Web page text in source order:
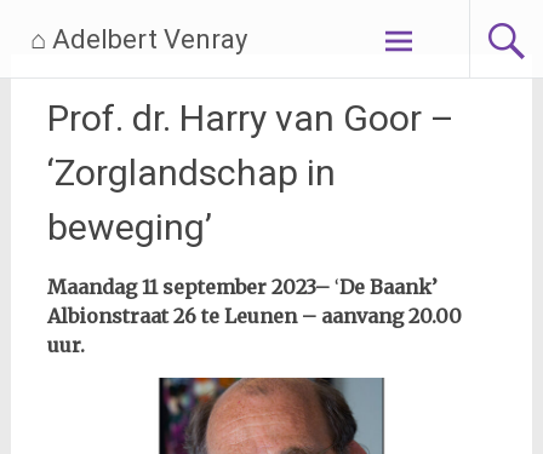
naar
de
inhoud
⌂ Adelbert Venray
Prof. dr. Harry van Goor –
‘Zorglandschap in
beweging’
Maandag 11 september 2023–‘De Baank’
Albionstraat 26 te Leunen – aanvang 20.00
uur.